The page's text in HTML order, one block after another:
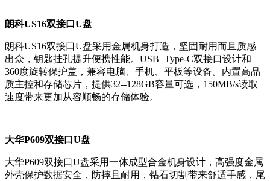
朗科US16双接口U盘
朗科US16双接口U盘采用金属机身打造，坚固耐用而且质感
出众，钥匙挂孔提升便携性能。USB+Type-C双接口设计和
360度旋转保护盖，兼容电脑、手机、平板等设备。内置高品
质主控和存储芯片，提供32--128GB容量可选，150MB/s读取
速度带来更加从容顺畅的存储体验。
大华P609双接口U盘
大华P609双接口U盘采用一体成型合金机身设计，高强度金属
外壳保护数据安全，防摔且耐用，钻石切割带来舒适手感，尾